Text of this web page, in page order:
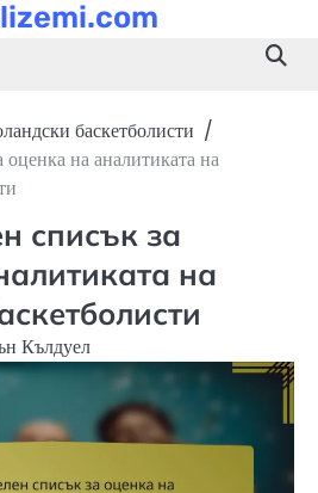
баскетболисти
на аналитиката на
списък за
на
Кълдуел